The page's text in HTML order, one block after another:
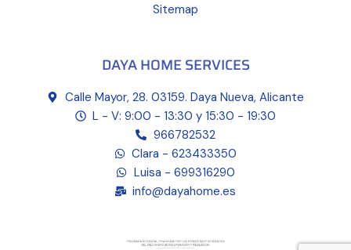
Sitemap
DAYA HOME SERVICES
Calle Mayor, 28. 03159. Daya Nueva, Alicante
L - V: 9:00 - 13:30 y 15:30 - 19:30
966782532
Clara - 623433350
Luisa - 699316290
info@dayahome.es